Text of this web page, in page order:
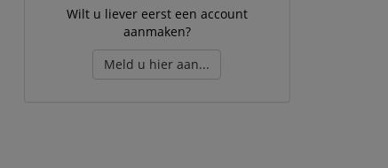
Wilt u liever eerst een account
aanmaken?
Meld u hier aan...